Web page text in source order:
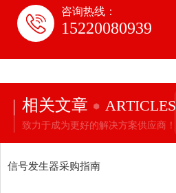
咨询热线：
15220080939
相关文章 ARTICLES
致力于成为更好的解决方案供应商！
信号发生器采购指南